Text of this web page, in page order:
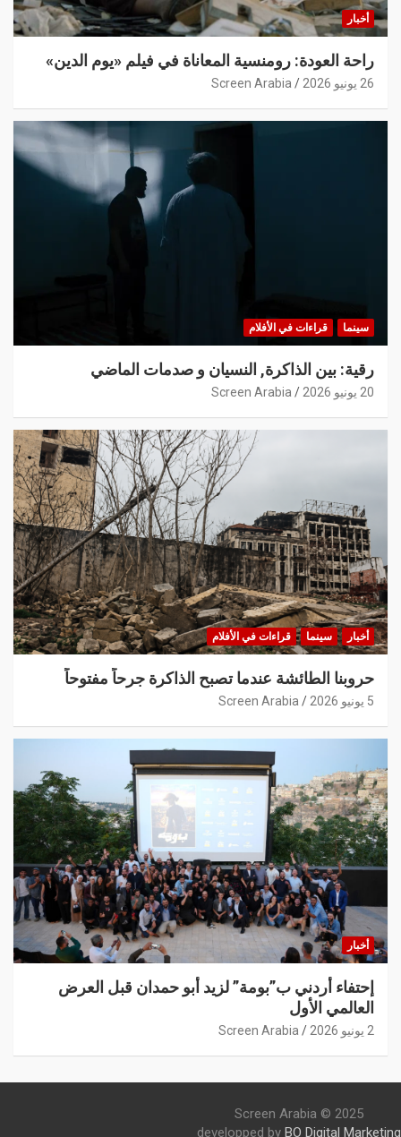
أخبار
راحة العودة: رومنسية المعاناة في فيلم «يوم الدين»
26 يونيو 2026 Screen Arabia
سينما قراءات في الأفلام
رقية: بين الذاكرة, النسيان و صدمات الماضي
20 يونيو 2026 Screen Arabia
أخبار سينما قراءات في الأفلام
حروبنا الطائشة عندما تصبح الذاكرة جرحاً مفتوحاً
5 يونيو 2026 Screen Arabia
أخبار
إحتفاء أردني ب”بومة” لزيد أبو حمدان قبل العرض
العالمي الأول
2 يونيو 2026 Screen Arabia
Screen Arabia © 2025
developped by BO Digital Marketing